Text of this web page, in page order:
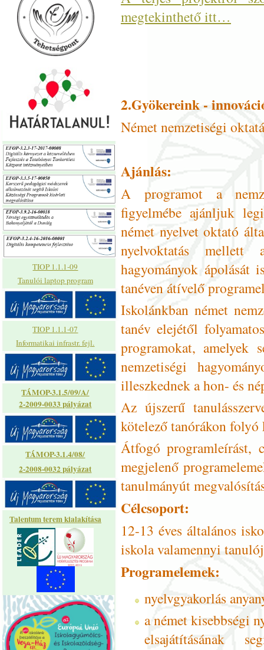
TIOP 1.1.1-09
Tanulói laptop program
TIOP 1.1.1-07
Informatikai infrastr. fejl.
TÁMOP-3.1.5/09/A/
2-2009-0033 pályázat
TÁMOP-3.1.4/08/
2-2008-0032 pályázat
Talentum terem kialakítása
megtekinthető itt…
2.Gyökereink -
Német nemzetiségi
Ajánlás:
A programot a
figyelmébe ajánljuk
német nyelvet oktató
nyelvoktatás
hagyományok
tanéven átívelő
Iskolánkban német
tanév elejétől
programokat, amelyek
nemzetiségi
illeszkednek a hon- és
Az újszerű
kötelező tanórákon folyó
Átfogó programleírást,
megjelenő
tanulmányút
Célcsoport:
12-13 éves általános
iskola valamennyi
Programelemek:
nyelvgyakorlás
a német kisebbségi
elsajátításának